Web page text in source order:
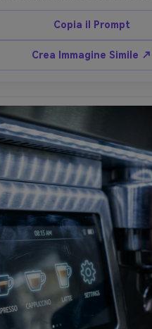
accogliente da caffeina
A7S III, 50mm, f/1.8, chiarezza
fotorealistico --ar 4:5
Copia il Prompt
Crea Immagine Simile ↗